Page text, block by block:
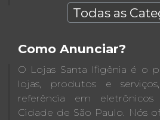
Todas as
Como Anunciar?
O Lojas Santa Ifigênia é o
lojas, produtos e
referência em
Cidade de São Paulo. Nós